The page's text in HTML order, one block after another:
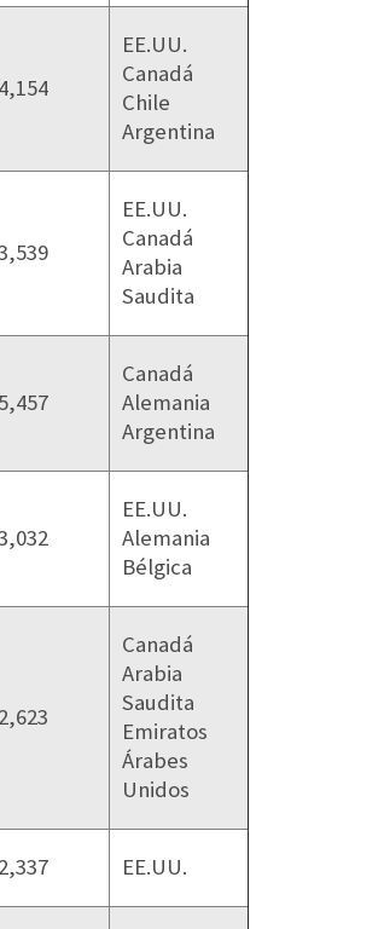
EE.UU.
Canadá
Chile
Argentina
EE.UU.
Canadá
Arabia
Saudita
Canadá
Alemania
Argentina
EE.UU.
Alemania
Bélgica
Canadá
Arabia
Saudita
Emiratos
Árabes
Unidos
EE.UU.